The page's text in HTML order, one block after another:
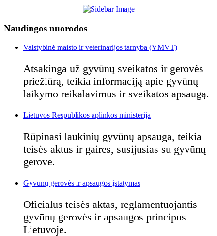
Naudingos nuorodos
Valstybinė maisto ir veterinarijos tarnyba (VMVT)
Atsakinga už gyvūnų sveikatos ir gerovės
priežiūrą, teikia informaciją apie gyvūnų
laikymo reikalavimus ir sveikatos apsaugą.
Lietuvos Respublikos aplinkos ministerija
Rūpinasi laukinių gyvūnų apsauga, teikia
teisės aktus ir gaires, susijusias su gyvūnų
gerove.
Gyvūnų gerovės ir apsaugos įstatymas
Oficialus teisės aktas, reglamentuojantis
gyvūnų gerovės ir apsaugos principus
Lietuvoje.